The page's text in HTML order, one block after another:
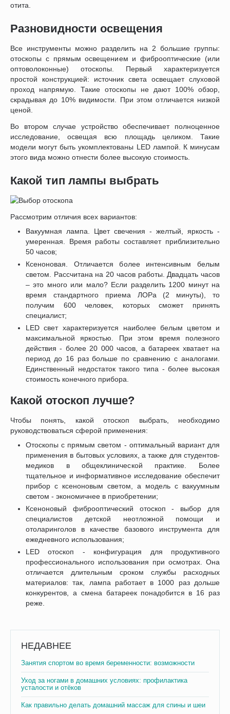
отита.
Разновидности освещения
Все инструменты можно разделить на 2 большие группы:
отоскопы с прямым освещением и фиброоптические (или
оптоволоконные) отоскопы. Первый характеризуется
простой конструкцией: источник света освещает слуховой
проход напрямую. Такие отоскопы не дают 100% обзор,
скрадывая до 10% видимости. При этом отличается низкой
ценой.
Во втором случае устройство обеспечивает полноценное
исследование, освещая всю площадь целиком. Такие
модели могут быть укомплектованы LED лампой. К минусам
этого вида можно отнести более высокую стоимость.
Какой тип лампы выбрать
Рассмотрим отличия всех вариантов:
Вакуумная лампа. Цвет свечения - желтый, яркость -
умеренная. Время работы составляет приблизительно
50 часов;
Ксеноновая. Отличается более интенсивным белым
светом. Рассчитана на 20 часов работы. Двадцать часов
– это много или мало? Если разделить 1200 минут на
время стандартного приема ЛОРа (2 минуты), то
получим 600 человек, которых сможет принять
специалист;
LED свет характеризуется наиболее белым цветом и
максимальной яркостью. При этом время полезного
действия - более 20 000 часов, а батареек хватает на
период до 16 раз больше по сравнению с аналогами.
Единственный недостаток такого типа - более высокая
стоимость конечного прибора.
Какой отоскоп лучше?
Чтобы понять, какой отоскоп выбрать, необходимо
руководствоваться сферой применения:
Отоскопы с прямым светом - оптимальный вариант для
применения в бытовых условиях, а также для студентов-
медиков в общеклинической практике. Более
тщательное и информативное исследование обеспечит
прибор с ксеноновым светом, а модель с вакуумным
светом - экономичнее в приобретении;
Ксеноновый фиброоптический отоскоп - выбор для
специалистов детской неотложной помощи и
отоларинголов в качестве базового инструмента для
ежедневного использования;
LED отоскоп - конфигурация для продуктивного
профессионального использования при осмотрах. Она
отличается длительным сроком службы расходных
материалов: так, лампа работает в 1000 раз дольше
конкурентов, а смена батареек понадобится в 16 раз
реже.
НЕДАВНЕЕ
Занятия спортом во время беременности: возможности
Уход за ногами в домашних условиях: профилактика
усталости и отёков
Как правильно делать домашний массаж для спины и шеи